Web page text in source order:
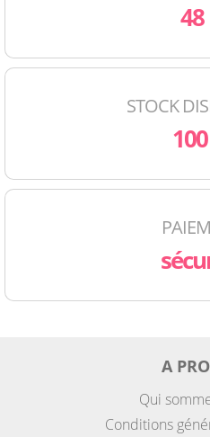
48
STOCK
A
Qui
Conditions